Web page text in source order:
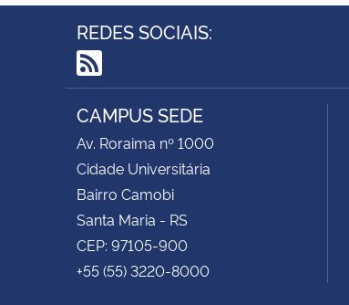
REDES SOCIAIS:
RSS
CAMPUS SEDE
Av. Roraima nº 1000
Cidade Universitária
Bairro Camobi
Santa Maria - RS
CEP: 97105-900
+55 (55) 3220-8000